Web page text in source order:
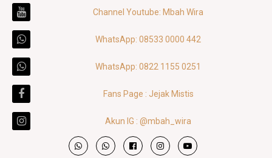
Channel Youtube: Mbah Wira
WhatsApp: 08533 0000 442
WhatsApp: 0822 1155 0251
Fans Page : Jejak Mistis
Akun IG : @mbah_wira